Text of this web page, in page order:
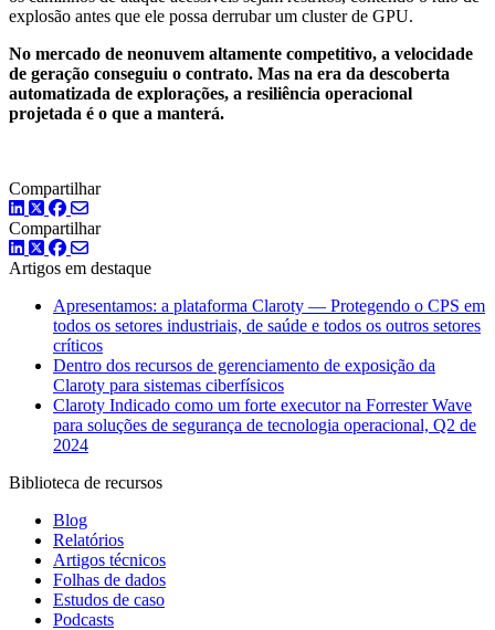
explosão antes que ele possa derrubar um cluster de GPU.
No mercado de neonuvem altamente competitivo, a velocidade
de geração conseguiu o contrato. Mas na era da descoberta
automatizada de explorações, a resiliência operacional
projetada é o que a manterá.
Compartilhar
LinkedIn
TwitterFacebook
Compartilhar
LinkedIn
TwitterFacebook
Artigos em destaque
Apresentamos: a plataforma Claroty — Protegendo o CPS em
todos os setores industriais, de saúde e todos os outros setores
críticos
Dentro dos recursos de gerenciamento de exposição da
Claroty para sistemas ciberfísicos
Claroty Indicado como um forte executor na Forrester Wave
para soluções de segurança de tecnologia operacional, Q2 de
2024
Biblioteca de recursos
Blog
Relatórios
Artigos técnicos
Folhas de dados
Estudos de caso
Podcasts